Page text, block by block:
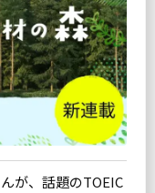
が、話題のTOEIC